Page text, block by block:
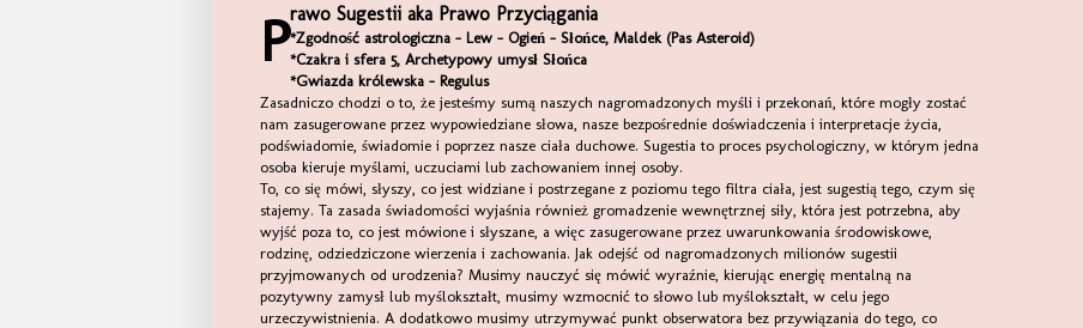
Prawo Sugestii aka Prawo Przyciągania
*Zgodność astrologiczna - Lew - Ogień - Słońce, Maldek (Pas Asteroid)
*Czakra i sfera 5, Archetypowy umysł Słońca
*Gwiazda królewska - Regulus
Zasadniczo chodzi o to, że jesteśmy sumą naszych nagromadzonych myśli i przekonań, które mogły zostać
nam zasugerowane przez wypowiedziane słowa, nasze bezpośrednie doświadczenia i interpretacje życia,
podświadomie, świadomie i poprzez nasze ciała duchowe. Sugestia to proces psychologiczny, w którym jedna
osoba kieruje myślami, uczuciami lub zachowaniem innej osoby.
To, co się mówi, słyszy, co jest widziane i postrzegane z poziomu tego filtra ciała, jest sugestią tego, czym się
stajemy. Ta zasada świadomości wyjaśnia również gromadzenie wewnętrznej siły, która jest potrzebna, aby
wyjść poza to, co jest mówione i słyszane, a więc zasugerowane przez uwarunkowania środowiskowe,
rodzinę, odziedziczone wierzenia i zachowania. Jak odejść od nagromadzonych milionów sugestii
przyjmowanych od urodzenia? Musimy nauczyć się mówić wyraźnie, kierując energię mentalną na
pozytywny zamysł lub myślokształt, musimy wzmocnić to słowo lub myślokształt, w celu jego
urzeczywistnienia. A dodatkowo musimy utrzymywać punkt obserwatora bez przywiązania do tego, co